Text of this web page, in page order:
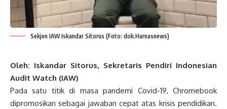
Sekjen IAW Iskandar Sitorus (Foto: dok.Harnasnews)
Oleh: Iskandar Sitorus, Sekretaris Pendiri Indonesian
Audit Watch (IAW)
Pada satu titik di masa pandemi Covid-19, Chromebook
dipromosikan sebagai jawaban cepat atas krisis pendidikan.